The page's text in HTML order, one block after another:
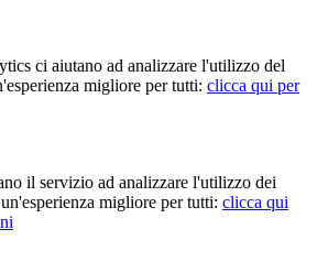
ci aiutano ad analizzare l'utilizzo del
migliore per tutti: clicca qui per
il servizio ad analizzare l'utilizzo dei
migliore per tutti: clicca qui